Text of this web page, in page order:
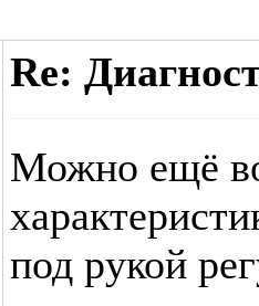
Re:
Можно ещё
под рукой